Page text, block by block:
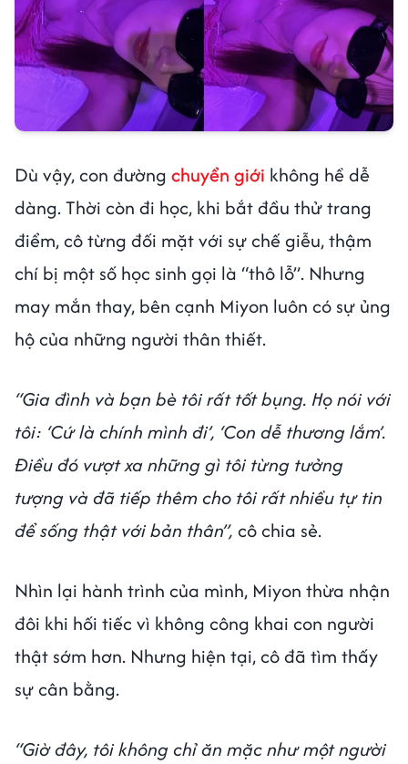
Dù vậy, con đường chuyển giới không hề dễ
dàng. Thời còn đi học, khi bắt đầu thử trang
điểm, cô từng đối mặt với sự chế giễu, thậm
chí bị một số học sinh gọi là “thô lỗ”. Nhưng
may mắn thay, bên cạnh Miyon luôn có sự ủng
hộ của những người thân thiết.
“Gia đình và bạn bè tôi rất tốt bụng. Họ nói với
tôi: ‘Cứ là chính mình đi’, ‘Con dễ thương lắm’.
Điều đó vượt xa những gì tôi từng tưởng
tượng và đã tiếp thêm cho tôi rất nhiều tự tin
để sống thật với bản thân”, cô chia sẻ.
Nhìn lại hành trình của mình, Miyon thừa nhận
đôi khi hối tiếc vì không công khai con người
thật sớm hơn. Nhưng hiện tại, cô đã tìm thấy
sự cân bằng.
“Giờ đây, tôi không chỉ ăn mặc như một người